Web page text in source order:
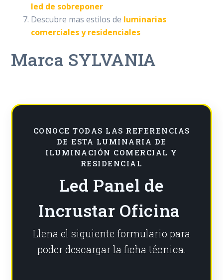
led de sobreponer
Descubre mas estilos de luminarias
comerciales y residenciales
Marca SYLVANIA
CONOCE TODAS LAS REFERENCIAS
DE ESTA LUMINARIA DE
ILUMINACIÓN COMERCIAL Y
RESIDENCIAL
Led Panel de
Incrustar Oficina
Llena el siguiente formulario para
poder descargar la ficha técnica.